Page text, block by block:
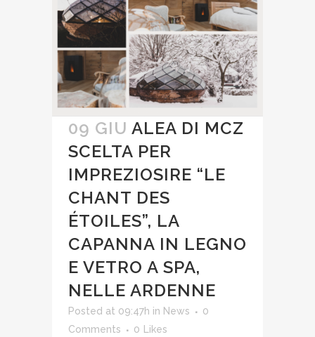
09 GIU ALEA DI MCZ
SCELTA PER
IMPREZIOSIRE “LE
CHANT DES
ÉTOILES”, LA
CAPANNA IN LEGNO
E VETRO A SPA,
NELLE ARDENNE
Posted at 09:47h in News
0
Comments
0 Likes